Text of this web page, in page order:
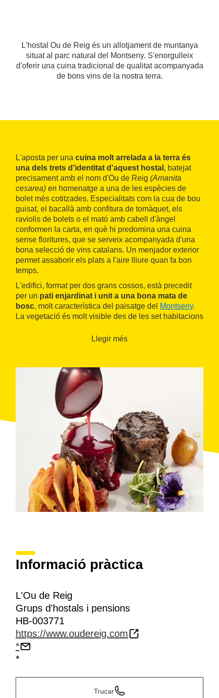
L'hostal Ou de Reig és un allotjament de muntanya
situat al parc natural del Montseny. S'enorgulleix
d'oferir una cuina tradicional de qualitat acompanyada
de bons vins de la nostra terra.
L'aposta per una cuina molt arrelada a la terra és
una dels trets d'identitat d'aquest hostal , batejat
precisament amb el nom d'Ou de Reig (Amanita
cesarea) en homenatge a una de les espècies de
bolet més cotitzades. Especialitats com la cua de bou
guisat, el bacallà amb confitura de tomàquet, els
raviolis de bolets o el mató amb cabell d'àngel
conformen la carta, en què hi predomina una cuina
sense floritures, que se serveix acompanyada d'una
bona selecció de vins catalans. Un menjador exterior
permet assaborir els plats a l'aire lliure quan fa bon
temps.
L'edifici, format per dos grans cossos, està precedit
per un pati enjardinat i unit a una bona mata de
bosc, molt característica del paisatge del Montseny.
La vegetació és molt visible des de les set habitacions
actuals: blau, verd herba, terra... i en alguns casos
sala d'estar per passar una estona de conversa i
preparar alguna excursió per la zona, com les que
travessen el parc natural del Montseny, declarat
Reserva de la Biosfera per la UNESCO, o les que
arriben a les vives aigües del riu Tordera.
Llegir més
Informació pràctica
L'Ou de Reig
Grups d'hostals i pensions
HB-003771
https://www.oudereig.com
*
*
Trucar